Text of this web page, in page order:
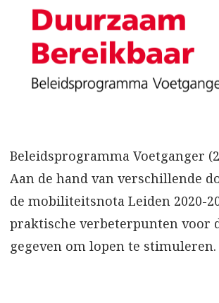
Beleidsprogramma Voetganger
Aan de hand van verschillende
de mobiliteitsnota Leiden 2020-
praktische verbeterpunten voor
gegeven om lopen te stimuleren.